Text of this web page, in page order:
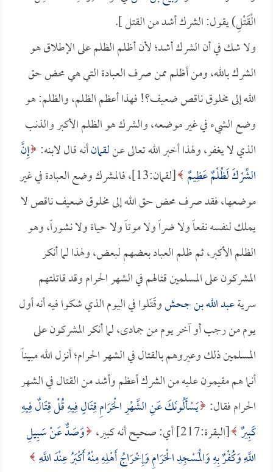
الْقَتْلِ) يقول: الشرك أشد من القتل ].
ولا شك في أن الشرك أشد؛ لأن أظلم الظلم على الإطلاق هو
الشرك بالله، ومن أظلم ممن صرف العبادة التي هي محض حق
الله إلى مخلوق ناقص ضعيف؟! فهذا أعظم الظلم، والظلم: هو
وضع الشيء في غير موضعه، والشرك هو الظلم الأكبر والذنب
الذي لا يغفر، ولهذا أخبر الله تعالى عنلقمانأنه قال لابنه: إِنَّ
الشِّرْكَ لَظُلْمٌ عَظِيمٌ
[لقمان:13]، فالمشرك وضع العبادة في غير
موضعها، فقد صرف محض حق الله إلى مخلوق ضعيف ناقص لا
يملك لنفسه نفعاً ولا ضراً ولا موتاً ولا حياة ولا نشوراً، وهو
الظلم الأكبر، ثم ظلم العباد بعضهم لبعض، ولهذا لما أنكر
المشركون على المسلمين قتالهم في الشهر الحرام وقد قاتلتهم
سريةعبد الله بن جحشوقَتَلوا في اليوم الذي شكوا فيه أنه أول
يوم من رجب أو آخر يوم من جمادى، لما أنكر المشركون على
المسلمين ذلك وعيروهم بالقتال في الشهر الحرام؛ أنزل الله مبيناً
أنما هم مقيمون عليه من الشرك أعظم وأشد من القتال في الشهر
الحرام فقال: يَسْأَلُونَكَ عَنِ الشَّهْرِ الْحَرَامِ قِتَالٍ فِيهِ قُلْ قِتَالٌ فِيهِ
كَبِيرٌ [البقرة:217] أي: صحيح أنه كبير،
وَصَدٌّ عَنْ سَبِيلِ
اللَّهِ وَكُفْرٌ بِهِ وَالْمَسْجِدِ الْحَرَامِ وَإِخْرَاجُ أَهْلِهِ مِنْهُ أَكْبَرُ عِنْدَ اللَّهِ